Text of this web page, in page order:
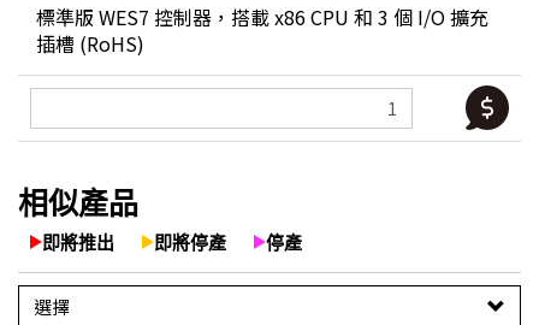
標準版 WES7 控制器，搭載 x86 CPU 和 3 個 I/O 擴充
插槽 (RoHS)
相似產品
即將推出 即將停產 停產
選擇